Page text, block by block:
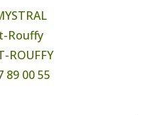
Rouffy
ROUFFY
89 00 55